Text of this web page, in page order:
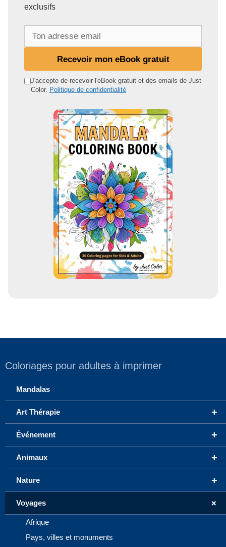
exclusifs
d
Recevoir mon eBook gratuit
J'accepte de recevoir l'eBook gratuit et des emails de Just
Color. Politique de confidentialité
Coloriages pour adultes à imprimer
Mandalas
+
Art Thérapie
+
Événement
+
Animaux
+
Nature
+
Voyages
Afrique
Pays, villes et monuments